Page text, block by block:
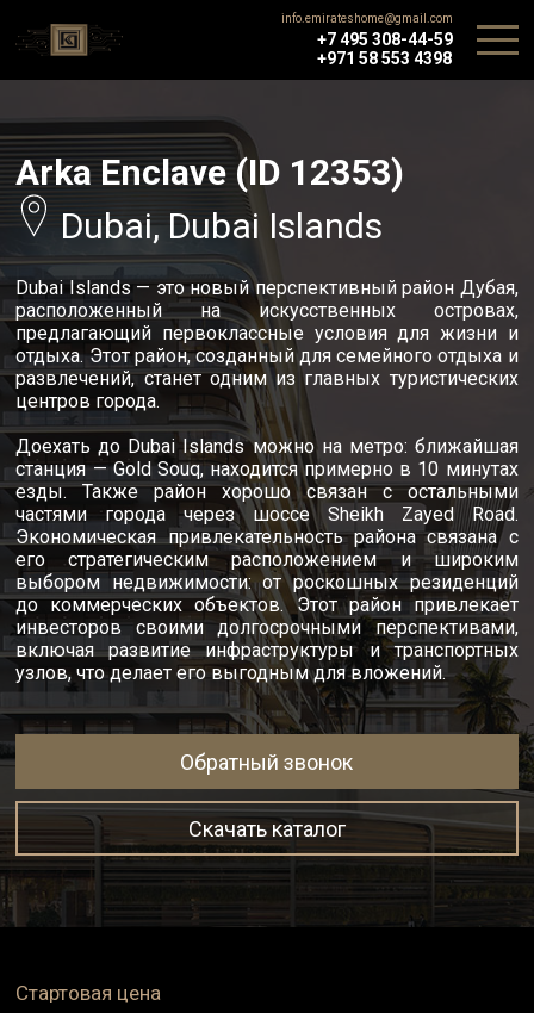
info.emirateshome@gmail.com
+7 495 308-44-59
+971 58 553 4398
Arka Enclave (ID 12353)
Dubai, Dubai Islands
Dubai Islands — это новый перспективный район Дубая,
расположенный на искусственных островах,
предлагающий первоклассные условия для жизни и
отдыха. Этот район, созданный для семейного отдыха и
развлечений, станет одним из главных туристических
центров города.
Доехать до Dubai Islands можно на метро: ближайшая
станция — Gold Souq, находится примерно в 10 минутах
езды. Также район хорошо связан с остальными
частями города через шоссе Sheikh Zayed Road.
Экономическая привлекательность района связана с
его стратегическим расположением и широким
выбором недвижимости: от роскошных резиденций
до коммерческих объектов. Этот район привлекает
инвесторов своими долгосрочными перспективами,
включая развитие инфраструктуры и транспортных
узлов, что делает его выгодным для вложений.
Обратный звонок
Скачать каталог
Стартовая цена